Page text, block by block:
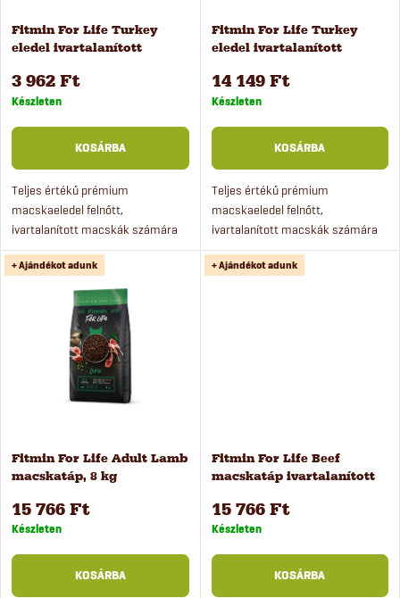
e
k
r
e
n
d
s
e
é
k
e
k
l
i
s
a
Fitmin For Life Turkey
eledel ivartalanított
3 962 Ft
Készleten
KOSÁRBA
Teljes értékű prémium
macskaeledel felnőtt,
ivartalanított macskák számára
friss baromfihússal, búza nélkül.
Kiegyensúlyozott ásványianyag-,
vitamin- és prebiotikum-
tartalommal....
Fitmin For Life Turkey
eledel ivartalanított
14 149 Ft
Készleten
KOSÁRBA
Teljes értékű prémium
macskaeledel felnőtt,
ivartalanított macskák számára
friss baromfihússal, búza nélkül.
Kiegyensúlyozott ásványianyag-,
+ Ajándékot adunk
Fitmin For Life Adult Lamb
macskatáp, 8 kg
15 766 Ft
Készleten
KOSÁRBA
+ Ajándékot adunk
Fitmin For Life Beef
macskatáp ivartalanított
15 766 Ft
Készleten
KOSÁRBA